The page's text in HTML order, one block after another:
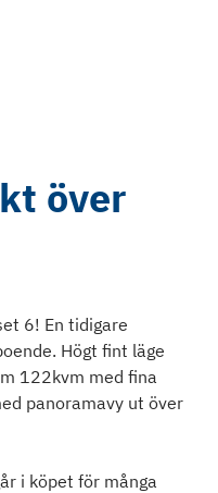
över
6! En tidigare
Högt fint läge
122kvm med fina
panoramavy ut över
i köpet för många